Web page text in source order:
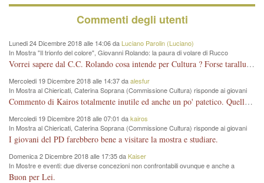
Commenti degli utenti
Lunedi 24 Dicembre 2018 alle 14:06 da Luciano Parolin (Luciano)
In Mostra "Il trionfo del colore", Giovanni Rolando: la paura di volare di Rucco
Vorrei sapere dal C.C. Rolando cosa intende per Cultura ? Forse tarallucci, vino e sagre, o spaghetti tricolori del PD ? Il continuo (s)parlare della mostra a Palazzo Chiericati caro consigliere DANNEGGIA FORTEMENTE l'immagine della città TUTTA e fa deviare i consensi che in RUSSIA (badi bene ex U.R.S.S.) sono ECCELLENTI. A livello artistico l'evento è di alta Valenza culturale, COMPITO di Tutta la Cittadinanza fare il possibile per propagandare l'iniziativa senza farne UN CASO PARTITICO come fa Lei da sempre. Meno Gazebo + Partecipazione! E così sia. Amen.
Mercoledi 19 Dicembre 2018 alle 14:37 daalesfur
In Mostra al Chiericati, Caterina Soprana (Commissione Cultura) risponde ai giovani
del Pd: "realizzata a costo zero per il Comune"
Commento di Kairos totalmente inutile ed anche un po' patetico. Quella che è completamente mancata è stata la promozione internazionale dell'evento effettuata da chi lo sa fare, l'amministrazione in questo è stata totalmente assente relegando al provincialismo una mostra che meritava ben altre platee ed i risultati sono sotto gli occhi di tutti. Su questo bisogna parlare, il fatto di averla organizzata al Chiericati certo non ha aiutato ma è un aspetto secondario rispetto a quello della promozione. In città con le mostre organizzate da Goldin - che certo ha fatto principalmente i suoi interessi, ma ne ha comunque beneficiato la città in immagine e commercio per il centro - arrivavano giornalmente pullman carichi di turisti. Dove sono i turisti ora?
Mercoledi 19 Dicembre 2018 alle 07:01 dakairos
In Mostra al Chiericati, Caterina Soprana (Commissione Cultura) risponde ai giovani
del Pd: "realizzata a costo zero per il Comune"
I giovani del PD farebbero bene a visitare la mostra e studiare.
Domenica 2 Dicembre 2018 alle 17:35 daKaiser
In Mostre e eventi: due diverse concezioni non confrontabili ovunque e anche a
Vicenza
Buon per Lei.